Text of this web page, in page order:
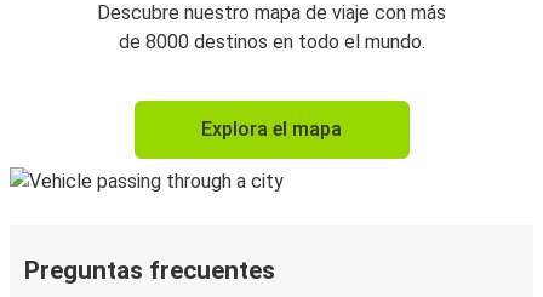
Descubre nuestro mapa de viaje con más
de 8000 destinos en todo el mundo.
Explora el mapa
Preguntas frecuentes